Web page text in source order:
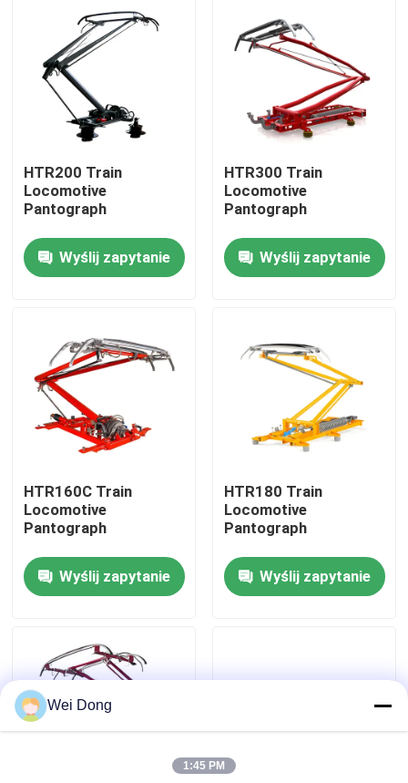
Do domu
O nas
Wycieczka po fabryce
Kontrola jakości
Nowości
Sprawy
Bloga
HTR200 Train
Locomotive
Pantograph
Wyślij zapytanie
HTR300 Train
Locomotive
Pantograph
Wyślij zapytanie
HTR160C Train
Locomotive
Pantograph
Wyślij zapytanie
HTR180 Train
Locomotive
Pantograph
Wyślij zapytanie
Wei Dong
1:45 PM